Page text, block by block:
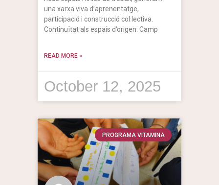
una xarxa viva d’aprenentatge,
participació i construcció col·lectiva.
Continuïtat als espais d’origen: Camp
READ MORE »
October 12, 2025
PROGRAMA VITAMINA